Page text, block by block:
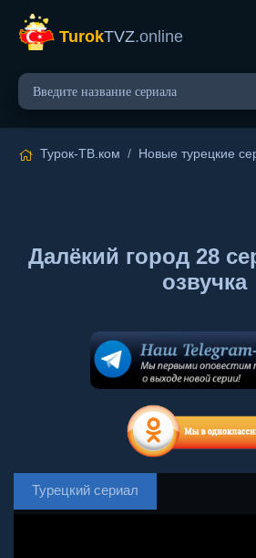
TurokTVZ.online
Турок-ТВ.ком / Новые турецкие
Далёкий город 28
озвучка
Турецкий сериал